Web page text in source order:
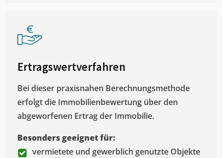
Ertragswertverfahren
Bei dieser praxisnahen Berechnungsmethode
erfolgt die Immobilienbewertung über den
abgeworfenen Ertrag der Immobilie.
Besonders geeignet für:
vermietete und gewerblich genutzte Objekte